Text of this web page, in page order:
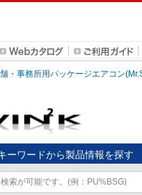
・事務所用パッケージエアコン
ーワードから製品情報を探す